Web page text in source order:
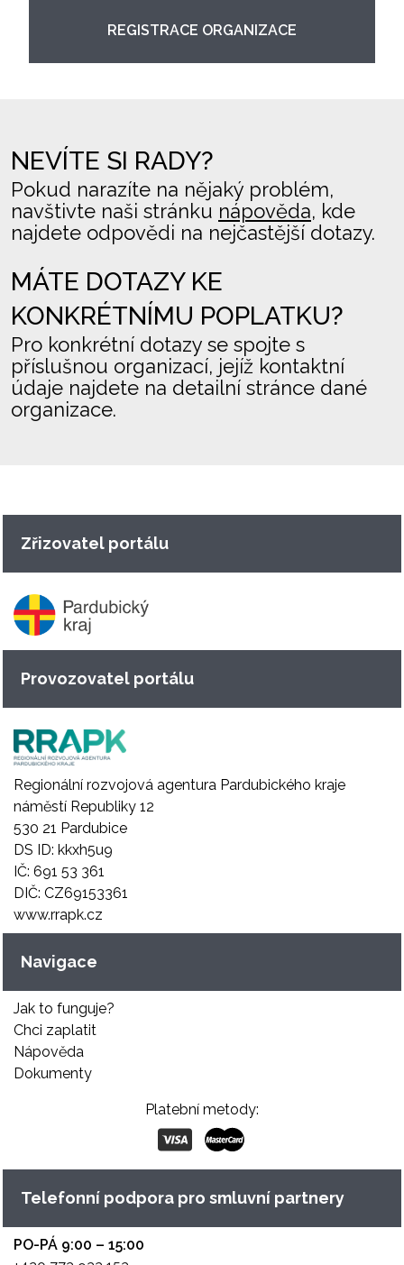
REGISTRACE ORGANIZACE
NEVÍTE SI RADY?
Pokud narazíte na nějaký problém,
navštivte naši stránku nápověda, kde
najdete odpovědi na nejčastější dotazy.
MÁTE DOTAZY KE
KONKRÉTNÍMU POPLATKU?
Pro konkrétní dotazy se spojte s
příslušnou organizací, jejíž kontaktní
údaje najdete na detailní stránce dané
organizace.
Zřizovatel portálu
Provozovatel portálu
Regionální rozvojová agentura Pardubického kraje
náměstí Republiky 12
530 21 Pardubice
DS ID: kkxh5u9
IČ: 691 53 361
DIČ: CZ69153361
www.rrapk.cz
Navigace
Jak to funguje?
Chci zaplatit
Nápověda
Dokumenty
Platební metody:
Telefonní podpora pro smluvní partnery
PO-PÁ 9:00 – 15:00